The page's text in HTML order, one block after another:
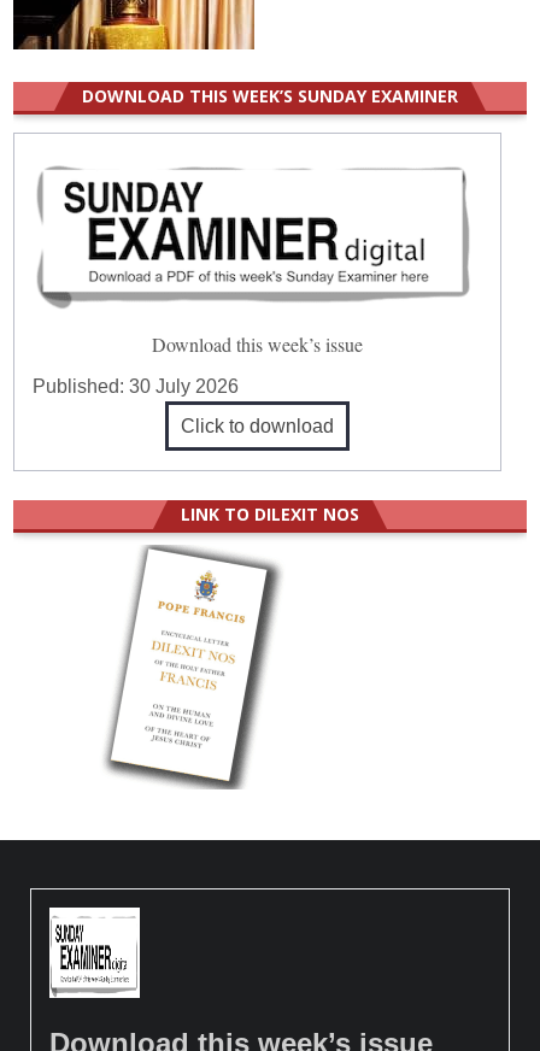
DOWNLOAD THIS WEEK’S SUNDAY EXAMINER
Download this week’s issue
Published:30 July 2026
Click to download
LINK TO DILEXIT NOS
Download this week’s issue